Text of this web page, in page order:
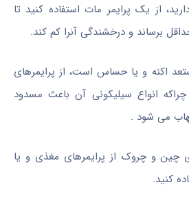
از یک پرایمر مات استفاده کنید تا
برساند و درخشندگی آنرا کم کند.
اکنه و یا حساس است، از پرایمرهای
انواع سیلیکونی آن باعث مسدود
می شود .
چین و چروک از پرایمرهای مغذی و یا
کنید.